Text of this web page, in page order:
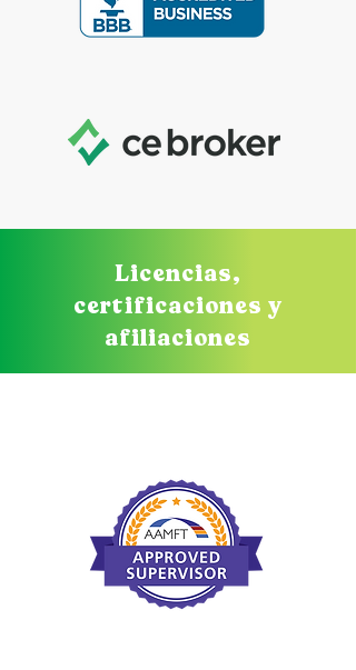
Licencias,
certificaciones y
afiliaciones